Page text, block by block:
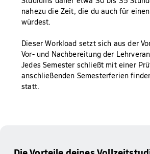
nahezu die Zeit, die du auch für
würdest.
Dieser Workload setzt sich aus der
Vor- und Nachbereitung der
Jedes Semester schließt mit einer
anschließenden Semesterferien
statt.